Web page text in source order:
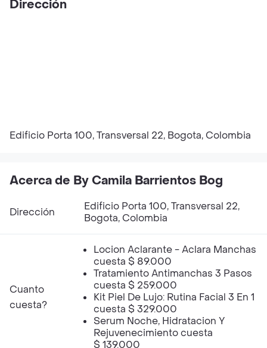
Dirección
Edificio Porta 100, Transversal 22, Bogota, Colombia
Acerca de By Camila Barrientos Bog
Dirección
Edificio Porta 100, Transversal 22,
Bogota, Colombia
Cuanto
cuesta?
Locion Aclarante - Aclara Manchas
cuesta $ 89.000
Tratamiento Antimanchas 3 Pasos
cuesta $ 259.000
Kit Piel De Lujo: Rutina Facial 3 En 1
cuesta $ 329.000
Serum Noche, Hidratacion Y
Rejuvenecimiento cuesta
$ 139.000